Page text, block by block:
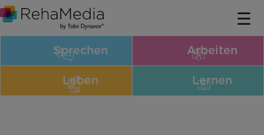
Sprechen Arbeiten
Leben Lernen